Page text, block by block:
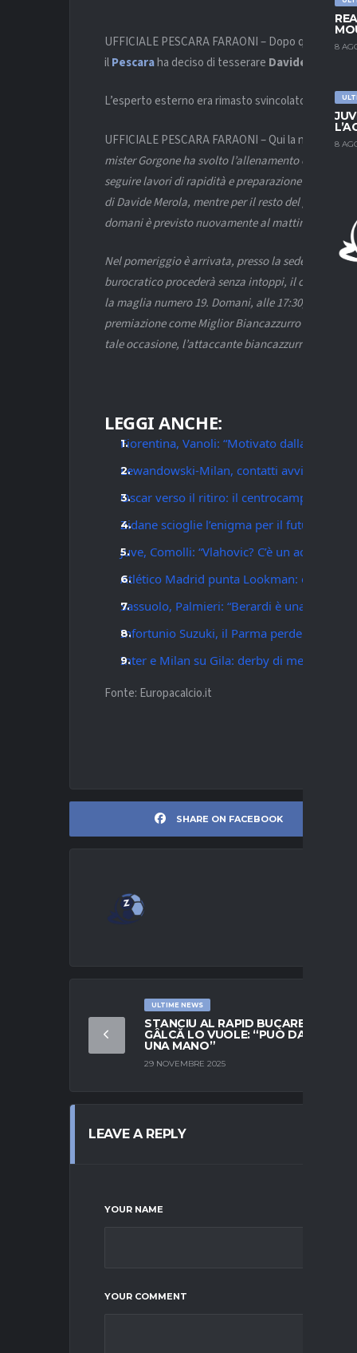
8
8
UFFICIALE PESCARA FARAONI – Dopo qualche
ilPescaraha deciso di tesserare Davide Faraoni
L’esperto esterno era rimasto svincolato una
UFFICIALE PESCARA FARAONI – Qui la nota del
mister Gorgone ha svolto l’allenamento odierno
seguire lavori di rapidità e preparazione alla
di Davide Merola, mentre per il resto del gruppo
domani è previsto nuovamente al mattino, ancora
Nel pomeriggio è arrivata, presso la sede del
burocratico procederà senza intoppi, il calciatore
la maglia numero 19. Domani, alle 17:30, presso la
premiazione come Miglior Biancazzurro del mese
tale occasione, l’attaccante biancazzurro sarà a
LEGGI ANCHE:
Fiorentina, Vanoli: “Motivato dalla sfida,
Lewandowski-Milan, contatti avviati:
Oscar verso il ritiro: il centrocampista del
Zidane scioglie l’enigma per il futuro:
Juve, Comolli: “Vlahovic? C’è un accordo,
Atlético Madrid punta Lookman: offerta da
Sassuolo, Palmieri: “Berardi è una
Infortunio Suzuki, il Parma perde il proprio
Inter e Milan su Gila: derby di mercato per
Fonte: Europacalcio.it
SHARE ON FACEBOOK
ULTIME NEWS
STANCIU AL RAPID BUCAREST?
GÂLCĂ LO VUOLE: “PUÒ DARCI
UNA MANO”
29 NOVEMBRE 2025
LEAVE A REPLY
YOUR NAME
YOUR COMMENT